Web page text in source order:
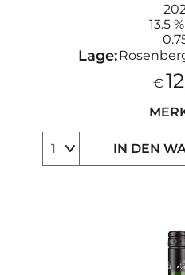
13.5
Lage:
€ 12
IN DEN